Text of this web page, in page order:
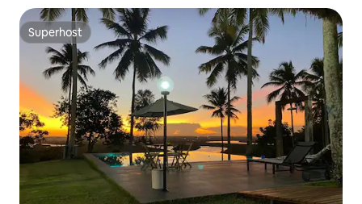
Superhost
Superhost